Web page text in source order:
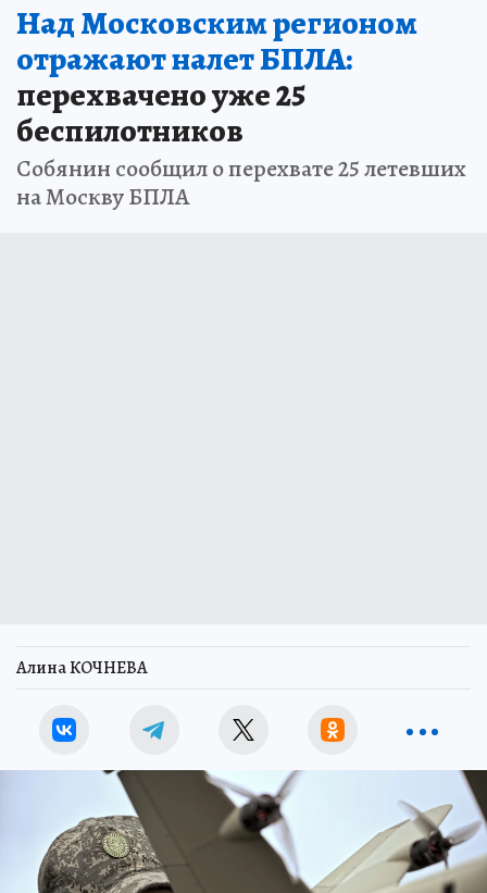
Над Московским регионом
отражают налет БПЛА:
перехвачено уже 25
беспилотников
Собянин сообщил о перехвате 25 летевших
на Москву БПЛА
Алина КОЧНЕВА